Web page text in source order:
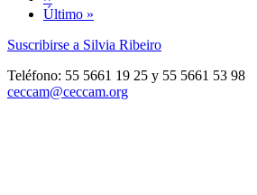
página
Última
Último »
Suscribirse a Silvia Ribeiro
Teléfono: 55 5661 19 25 y 55 5661 53 98
ceccam@ceccam.org